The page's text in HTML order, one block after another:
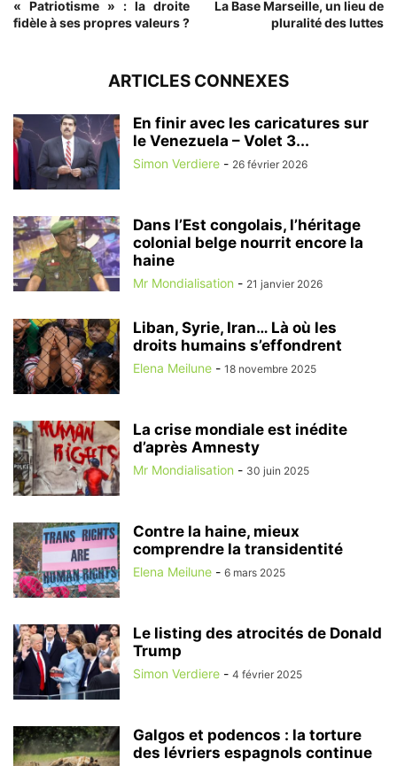
« Patriotisme » : la droite
fidèle à ses propres valeurs ?
La Base Marseille, un lieu de
pluralité des luttes
ARTICLES CONNEXES
En finir avec les caricatures sur
le Venezuela – Volet 3...
Simon Verdiere - 26 février 2026
Dans l’Est congolais, l’héritage
colonial belge nourrit encore la
haine
Mr Mondialisation - 21 janvier 2026
Liban, Syrie, Iran… Là où les
droits humains s’effondrent
Elena Meilune - 18 novembre 2025
La crise mondiale est inédite
d’après Amnesty
Mr Mondialisation - 30 juin 2025
Contre la haine, mieux
comprendre la transidentité
Elena Meilune - 6 mars 2025
Le listing des atrocités de Donald
Trump
Simon Verdiere - 4 février 2025
Galgos et podencos : la torture
des lévriers espagnols continue